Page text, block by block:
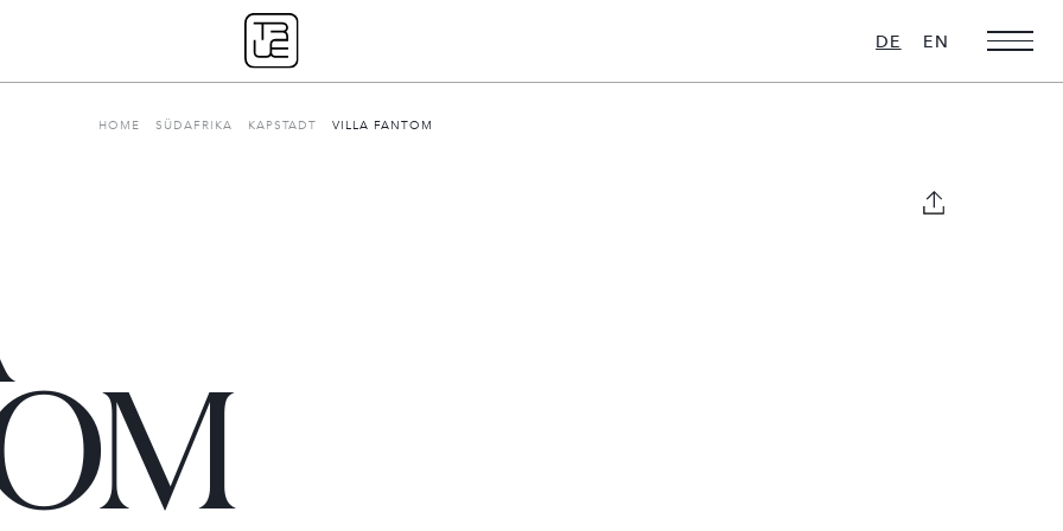
DE EN
HOME SÜDAFRIKA KAPSTADT VILLA FANTOM